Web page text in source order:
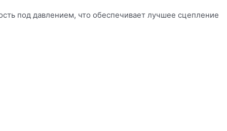
под давлением, что обеспечивает лучшее сцепление